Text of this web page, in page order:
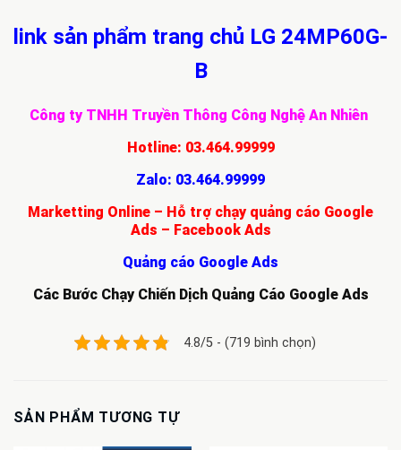
link sản phẩm trang chủ LG 24MP60G-
B
Công ty TNHH Truyền Thông Công Nghệ An Nhiên
Hotline: 03.464.99999
Zalo: 03.464.99999
Marketting Online – Hỗ trợ chạy quảng cáo Google
Ads – Facebook Ads
Quảng cáo Google Ads
Các Bước Chạy Chiến Dịch Quảng Cáo Google Ads
4.8/5 - (719 bình chọn)
SẢN PHẨM TƯƠNG TỰ